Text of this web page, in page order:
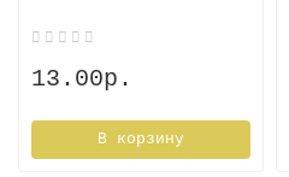
13.00р.
В корзину